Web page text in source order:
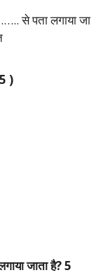
से पता लगाया जा
)
जाता है? 5